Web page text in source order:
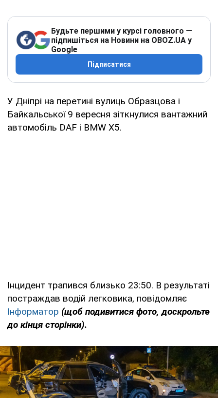
Будьте першими у курсі головного —
підпишіться на Новини на OBOZ.UA у
Google
Підписатися
У Дніпрі на перетині вулиць Образцова і
Байкальської 9 вересня зіткнулися вантажний
автомобіль DAF і BMW X5.
Інцидент трапився близько 23:50. В результаті
постраждав водій легковика, повідомляє
Інформатор (щоб подивитися фото, доскрольте
до кінця сторінки).